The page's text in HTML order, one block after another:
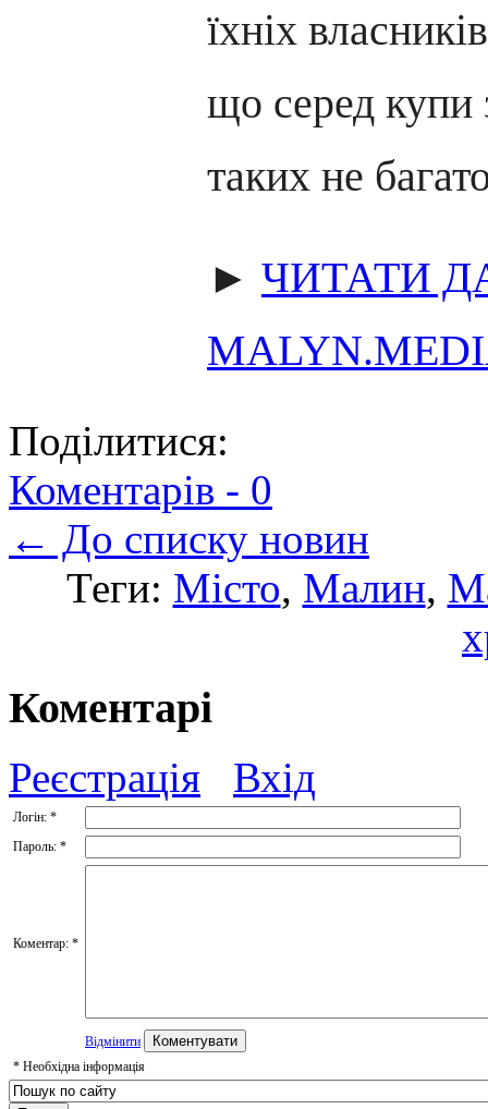
їхніх
що серед купи
таких не
► ЧИТАТИ
Поділитися:
Коментарів - 0
← До списку новин
Теги: Місто, Малин,
Коментарі
Реєстрація Вхід
Логін: *
Пароль: *
Коментар: *
Відмінити
* Необхідна інформація